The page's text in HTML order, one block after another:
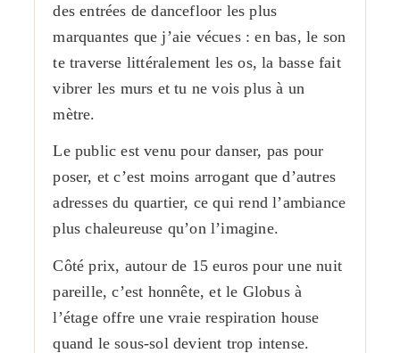
des entrées de dancefloor les plus
marquantes que j’aie vécues : en bas, le son
te traverse littéralement les os, la basse fait
vibrer les murs et tu ne vois plus à un
mètre.
Le public est venu pour danser, pas pour
poser, et c’est moins arrogant que d’autres
adresses du quartier, ce qui rend l’ambiance
plus chaleureuse qu’on l’imagine.
Côté prix, autour de 15 euros pour une nuit
pareille, c’est honnête, et le Globus à
l’étage offre une vraie respiration house
quand le sous-sol devient trop intense.